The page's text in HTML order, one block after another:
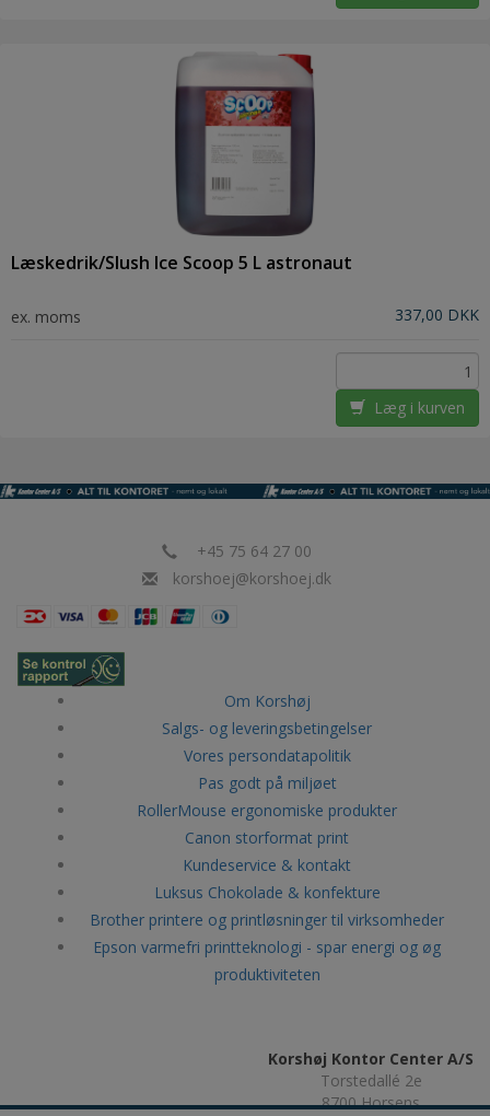
Læskedrik/Slush Ice Scoop 5 L astronaut
ex. moms 337,00 DKK
Læg i kurven
+45 75 64 27 00
korshoej@korshoej.dk
Om Korshøj
Salgs- og leveringsbetingelser
Vores persondatapolitik
Pas godt på miljøet
RollerMouse ergonomiske produkter
Canon storformat print
Kundeservice & kontakt
Luksus Chokolade & konfekture
Brother printere og printløsninger til virksomheder
Epson varmefri printteknologi - spar energi og øg
produktiviteten
Korshøj Kontor Center A/S
Torstedallé 2e
8700 Horsens